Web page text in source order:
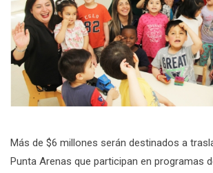
Más de $6 millones serán destinados a
Punta Arenas que participan en programas